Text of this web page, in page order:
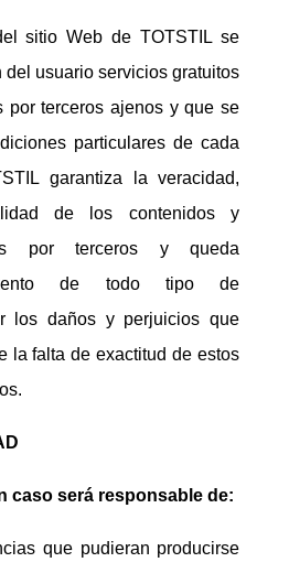
sitio Web de TOTSTIL se
usuario servicios gratuitos
por terceros ajenos y que se
particulares de cada
garantiza la veracidad,
de los contenidos y
por terceros y queda
de todo tipo de
los daños y perjuicios que
la falta de exactitud de estos
caso será responsable de:
que pudieran producirse